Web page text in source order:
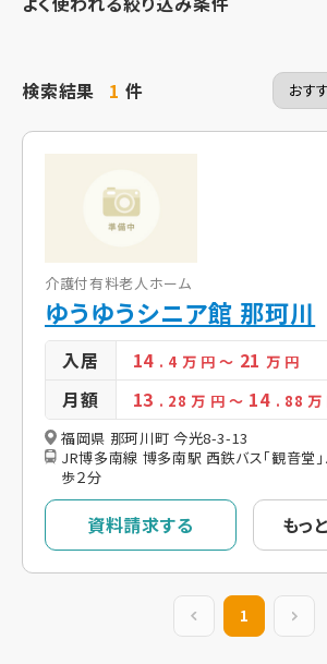
検索結果 1 件
介護付有料老人ホーム
ゆうゆうシニア館 那珂川
入居 14 . 4 万 円～ 21万 円
月額 13 . 28万 円 ～ 14 . 88 万
福岡県 那珂川町 今光8-3-13
JR博多南線 博多南駅 西鉄バス「観音堂
歩２分
資料請求する もっ
前の20件
1